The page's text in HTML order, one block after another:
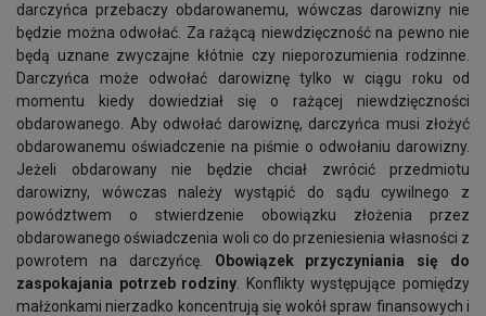
darczyńca przebaczy obdarowanemu, wówczas darowizny nie
będzie można odwołać. Za rażącą niewdzięczność na pewno nie
będą uznane zwyczajne kłótnie czy nieporozumienia rodzinne.
Darczyńca może odwołać darowiznę tylko w ciągu roku od
momentu kiedy dowiedział się o rażącej niewdzięczności
obdarowanego. Aby odwołać darowiznę, darczyńca musi złożyć
obdarowanemu oświadczenie na piśmie o odwołaniu darowizny.
Jeżeli obdarowany nie będzie chciał zwrócić przedmiotu
darowizny, wówczas należy wystąpić do sądu cywilnego z
powództwem o stwierdzenie obowiązku złożenia przez
obdarowanego oświadczenia woli co do przeniesienia własności z
powrotem na darczyńcę. Obowiązek przyczyniania się do
zaspokajania potrzeb rodziny . Konflikty występujące pomiędzy
małżonkami nierzadko koncentrują się wokół spraw finansowych i